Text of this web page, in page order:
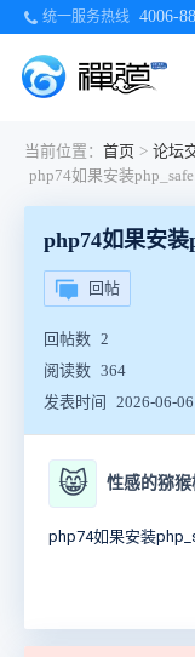
统一服务热线 4006-
当前位置： 首页 > 论坛
php74如果安
回帖
回帖数 2
阅读数 364
发表时间
2026-06-
😸 性感的猕猴
php74如果安装